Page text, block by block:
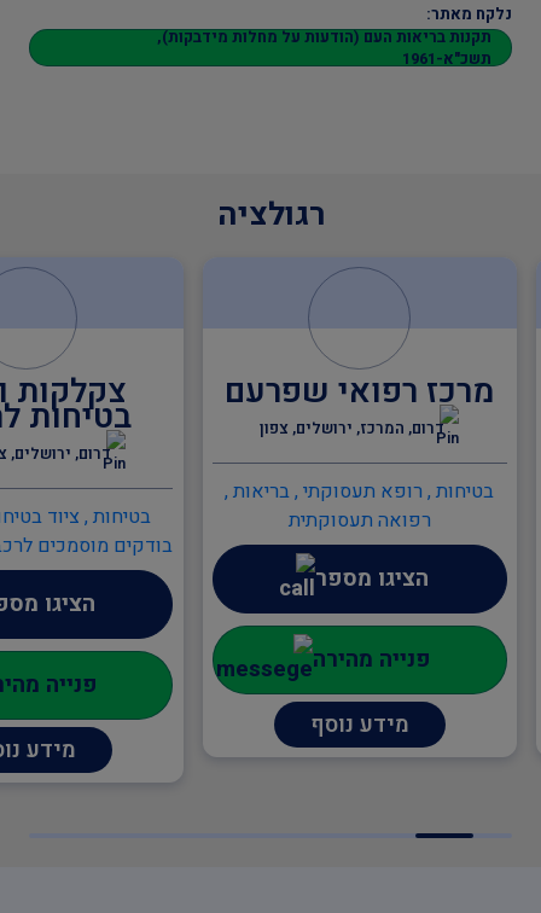
נלקח מאתר:
תקנות בריאות העם (הודעות על מחלות מידבקות),
תשכ"א-1961
רגולציה
מרכז רפואי שפרעם
דרום, המרכז, ירושלים, צפון
בטיחות , רופא תעסוקתי , בריאות ,
רפואה תעסוקתית
הציגו מספר
פנייה מהירה
מידע נוסף
צקלקות
בטיחות
דרום, ירושלים,
בטיחות , ציוד
בודקים מוסמכים
בתעבורה , מנופים
ניידתהציגו
פנייה
מידע